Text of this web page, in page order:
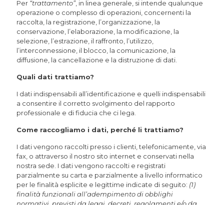
Per “trattamento”, in linea generale, si intende qualunque
operazione o complesso di operazioni, concernenti la
raccolta, la registrazione, l’organizzazione, la
conservazione, l’elaborazione, la modificazione, la
selezione, l’estrazione, il raffronto, l’utilizzo,
l’interconnessione, il blocco, la comunicazione, la
diffusione, la cancellazione e la distruzione di dati.
Quali dati trattiamo?
I dati indispensabili all’identificazione e quelli indispensabili
a consentire il corretto svolgimento del rapporto
professionale e di fiducia che ci lega.
Come raccogliamo i dati, perché li trattiamo?
I dati vengono raccolti presso i clienti, telefonicamente, via
fax, o attraverso il nostro sito internet e conservati nella
nostra sede. I dati vengono raccolti e registrati
parzialmente su carta e parzialmente a livello informatico
per le finalità esplicite e legittime indicate di seguito: (1)
finalità funzionali all’adempimento di obblighi